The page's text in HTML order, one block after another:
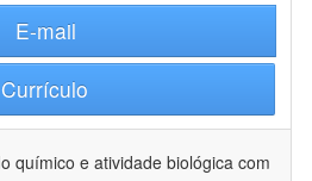
E-mail
Currículo
químico e atividade biológica com